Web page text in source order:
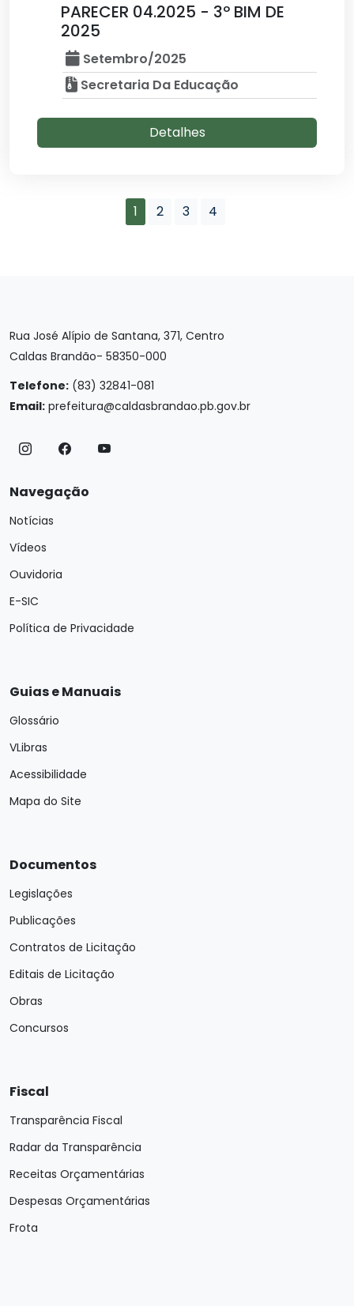
PARECER 04.2025 - 3º BIM DE
2025
Setembro/2025
Secretaria Da Educação
Detalhes
1 2 3 4
Rua José Alípio de Santana, 371, Centro
Caldas Brandão- 58350-000
Telefone: (83) 32841-081
Email: prefeitura@caldasbrandao.pb.gov.br
Navegação
Notícias
Vídeos
Ouvidoria
E-SIC
Política de Privacidade
Guias e Manuais
Glossário
VLibras
Acessibilidade
Mapa do Site
Documentos
Legislações
Publicações
Contratos de Licitação
Editais de Licitação
Obras
Concursos
Fiscal
Transparência Fiscal
Radar da Transparência
Receitas Orçamentárias
Despesas Orçamentárias
Frota